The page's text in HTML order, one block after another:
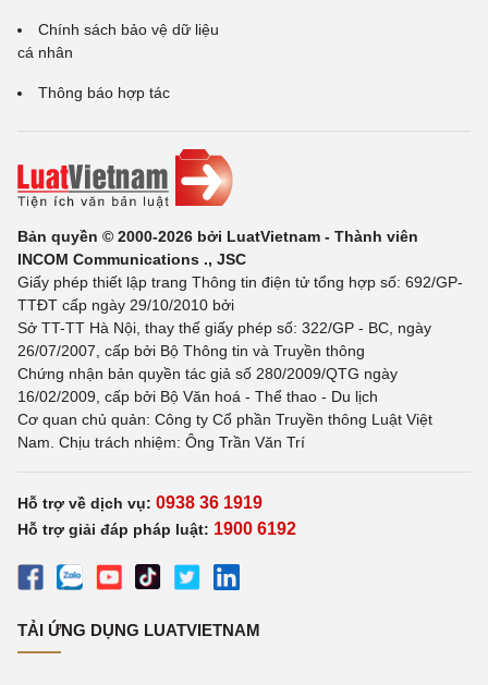
Chính sách bảo vệ dữ liệu
cá nhân
Thông báo hợp tác
Bản quyền © 2000-2026 bởi LuatVietnam - Thành viên
INCOM Communications ., JSC
Giấy phép thiết lập trang Thông tin điện tử tổng hợp số: 692/GP-
TTĐT cấp ngày 29/10/2010 bởi
Sở TT-TT Hà Nội, thay thế giấy phép số: 322/GP - BC, ngày
26/07/2007, cấp bởi Bộ Thông tin và Truyền thông
Chứng nhận bản quyền tác giả số 280/2009/QTG ngày
16/02/2009, cấp bởi Bộ Văn hoá - Thể thao - Du lịch
Cơ quan chủ quản: Công ty Cổ phần Truyền thông Luật Việt
Nam. Chịu trách nhiệm: Ông Trần Văn Trí
Hỗ trợ về dịch vụ: 0938 36 1919
Hỗ trợ giải đáp pháp luật: 1900 6192
TẢI ỨNG DỤNG LUATVIETNAM